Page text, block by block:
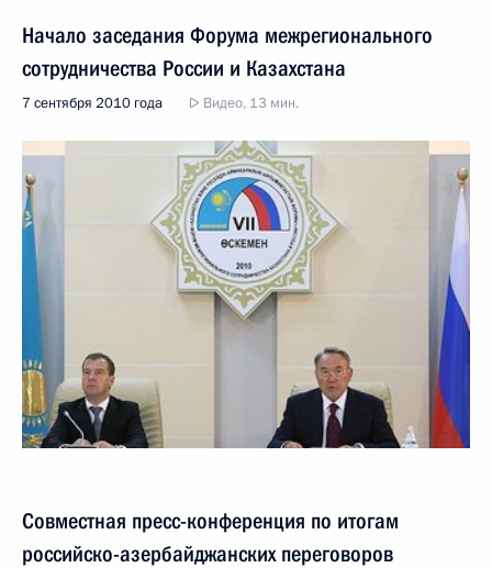
Начало заседания Форума межрегионального
сотрудничества России и Казахстана
7 сентября 2010 года Видео, 13 мин.
Совместная пресс-конференция по итогам
российско-азербайджанских переговоров